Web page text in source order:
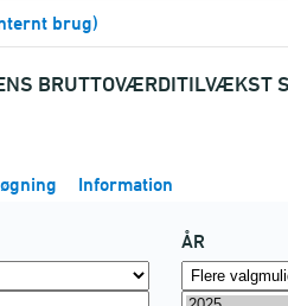
brug)
BRUTTOVÆRDITILVÆKST
Information
ÅR